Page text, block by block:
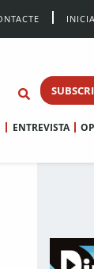
ENTREVISTA